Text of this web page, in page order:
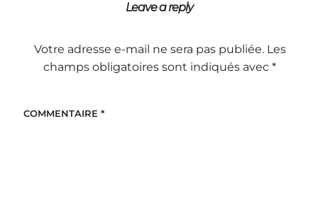
Leave a reply
Votre adresse e-mail ne sera pas publiée. Les
champs obligatoires sont indiqués avec*
COMMENTAIRE *